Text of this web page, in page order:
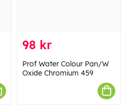
98 kr
Prof Water Colour Pan/W
Oxide Chromium 459